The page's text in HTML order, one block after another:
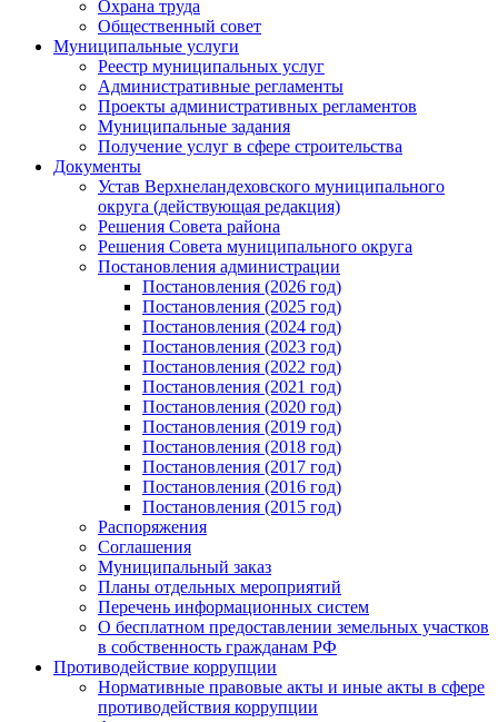
Охрана труда
Общественный совет
Муниципальные услуги
Реестр муниципальных услуг
Административные регламенты
Проекты административных регламентов
Муниципальные задания
Получение услуг в сфере строительства
Документы
Устав Верхнеландеховского муниципального
округа (действующая редакция)
Решения Совета района
Решения Совета муниципального округа
Постановления администрации
Постановления (2026 год)
Постановления (2025 год)
Постановления (2024 год)
Постановления (2023 год)
Постановления (2022 год)
Постановления (2021 год)
Постановления (2020 год)
Постановления (2019 год)
Постановления (2018 год)
Постановления (2017 год)
Постановления (2016 год)
Постановления (2015 год)
Распоряжения
Соглашения
Муниципальный заказ
Планы отдельных мероприятий
Перечень информационных систем
О бесплатном предоставлении земельных участков
в собственность гражданам РФ
Противодействие коррупции
Нормативные правовые акты и иные акты в сфере
противодействия коррупции